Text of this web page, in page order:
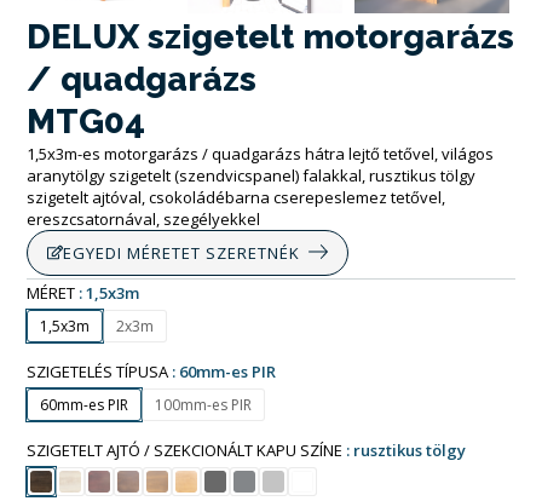
DELUX szigetelt motorgarázs
/ quadgarázs
MTG04
1,5x3m-es motorgarázs / quadgarázs hátra lejtő tetővel, világos
aranytölgy szigetelt (szendvicspanel) falakkal, rusztikus tölgy
szigetelt ajtóval, csokoládébarna cserepeslemez tetővel,
ereszcsatornával, szegélyekkel
EGYEDI MÉRETET SZERETNÉK
MÉRET 1,5x3m
1,5x3m 2x3m
SZIGETELÉS TÍPUSA 60mm-es PIR
60mm-es PIR 100mm-es PIR
SZIGETELT AJTÓ / SZEKCIONÁLT KAPU SZÍNE rusztikus tölgy